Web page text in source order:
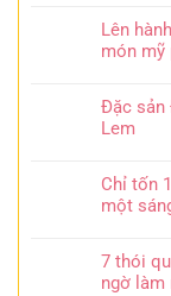
Lên
món mỹ
Đặc sản
Lem
Chỉ tốn
một
7 thói
ngờ làm